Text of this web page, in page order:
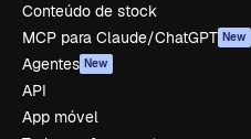
Conteúdo de stock
MCP para Claude/ChatGPT New
Agentes New
API
App móvel